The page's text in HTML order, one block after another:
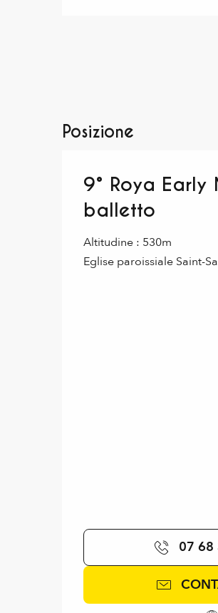
Posizione
9° Roya
balletto
Altitudine : 530m
Eglise paroissiale Saint-
07 68